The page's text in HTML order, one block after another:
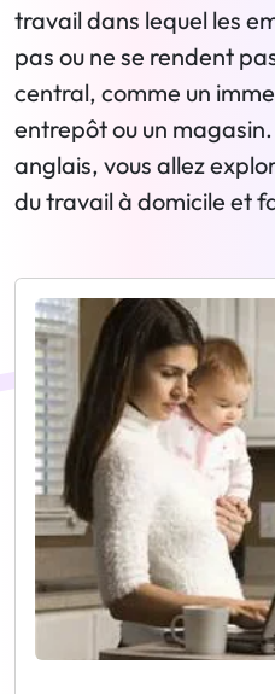
travail dans lequel les
pas ou ne se rendent
central, comme un
entrepôt ou un
anglais, vous allez
du travail à domicile et